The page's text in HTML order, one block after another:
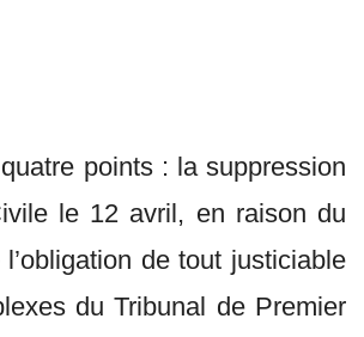
points : la suppression
le 12 avril, en raison du
de tout justiciable
du Tribunal de Premier